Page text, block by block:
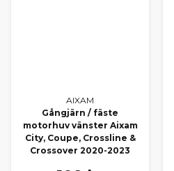
AIXAM
Gångjärn / fäste
motorhuv vänster Aixam
City, Coupe, Crossline &
Crossover 2020-2023